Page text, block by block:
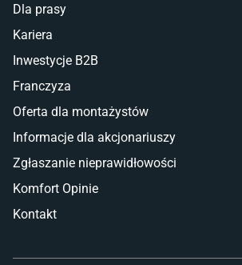
Dla prasy
Kariera
Inwestycje B2B
Franczyza
Oferta dla montażystów
Informacje dla akcjonariuszy
Zgłaszanie nieprawidłowości
Komfort Opinie
Kontakt